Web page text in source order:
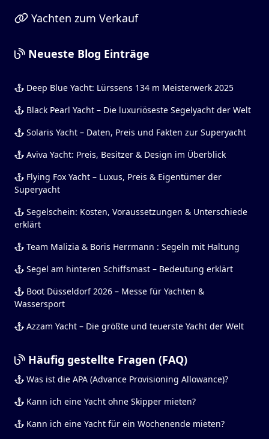
Yachten zum Verkauf
Neueste Blog Einträge
Deep Blue Yacht: Lürssens 134 m Meisterwerk 2025
Black Pearl Yacht – Die luxuriöseste Segelyacht der Welt
Solaris Yacht – Daten, Preis und Fakten zur Superyacht
Aviva Yacht: Preis, Besitzer & Design im Überblick
Flying Fox Yacht – Luxus, Preis & Eigentümer der
Superyacht
Segelschein: Kosten, Voraussetzungen & Unterschiede
erklärt
Team Malizia & Boris Herrmann : Segeln mit Haltung
Segel am hinteren Schiffsmast – Bedeutung erklärt
Boot Düsseldorf 2026 – Messe für Yachten &
Wassersport
Azzam Yacht – Die größte und teuerste Yacht der Welt
Häufig gestellte Fragen (FAQ)
Was ist die APA (Advance Provisioning Allowance)?
Kann ich eine Yacht ohne Skipper mieten?
Kann ich eine Yacht für ein Wochenende mieten?